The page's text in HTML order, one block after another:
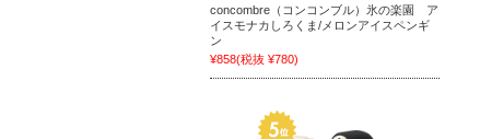
concombre（コンコンブル）氷の楽園 ア
イスモナカしろくま/メロンアイスペンギ
ン
¥858(税抜 ¥780)